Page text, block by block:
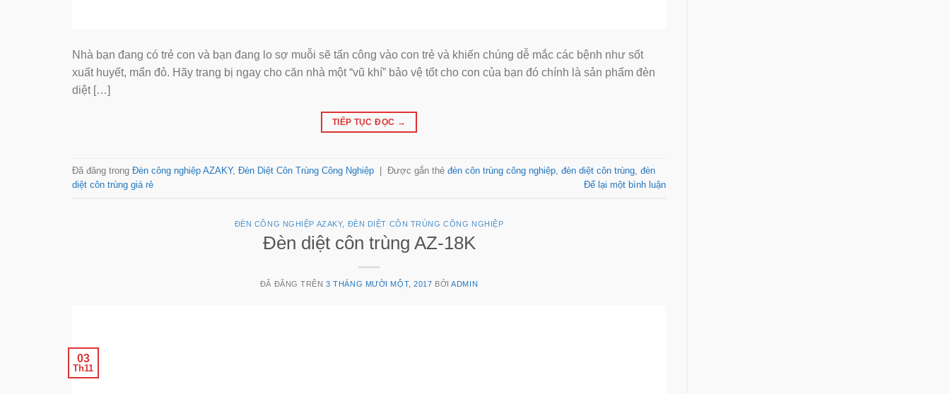
Nhà bạn đang có trẻ con và bạn đang lo sợ muỗi sẽ tấn công vào con trẻ và khiến chúng dễ mắc các bệnh như sốt
xuất huyết, mẩn đỏ. Hãy trang bị ngay cho căn nhà một “vũ khí” bảo vệ tốt cho con của bạn đó chính là sản phẩm đèn
diệt […]
TIẾP TỤC ĐỌC →
Đã đăng trong Đèn công nghiệp AZAKY, Đèn Diệt Côn Trùng Công Nghiệp Được gắn thẻ đèn côn trùng công nghiệp đèn diệt côn trùng đèn
diệt côn trùng giá rẻ
Để lại một bình luận
ĐÈN CÔNG NGHIỆP AZAKY, ĐÈN DIỆT CÔN TRÙNG CÔNG NGHIỆP
Đèn diệt côn trùng AZ-18K
ĐÃ ĐĂNG TRÊN3 THÁNG MƯỜI MỘT, 2017 BỞIADMIN
03
Th11